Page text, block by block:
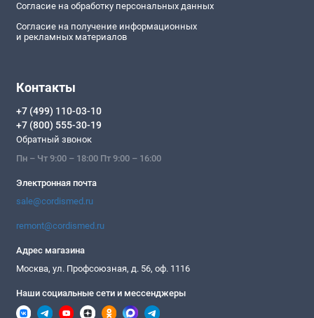
Согласие на обработку персональных данных
Согласие на получение информационных
и рекламных материалов
Контакты
+7 (499) 110-03-10
+7 (800) 555-30-19
Обратный звонок
Пн – Чт 9:00 – 18:00 Пт 9:00 – 16:00
Электронная почта
sale@cordismed.ru
remont@cordismed.ru
Адрес магазина
Москва, ул. Профсоюзная, д. 56, оф. 1116
Наши социальные сети и мессенджеры